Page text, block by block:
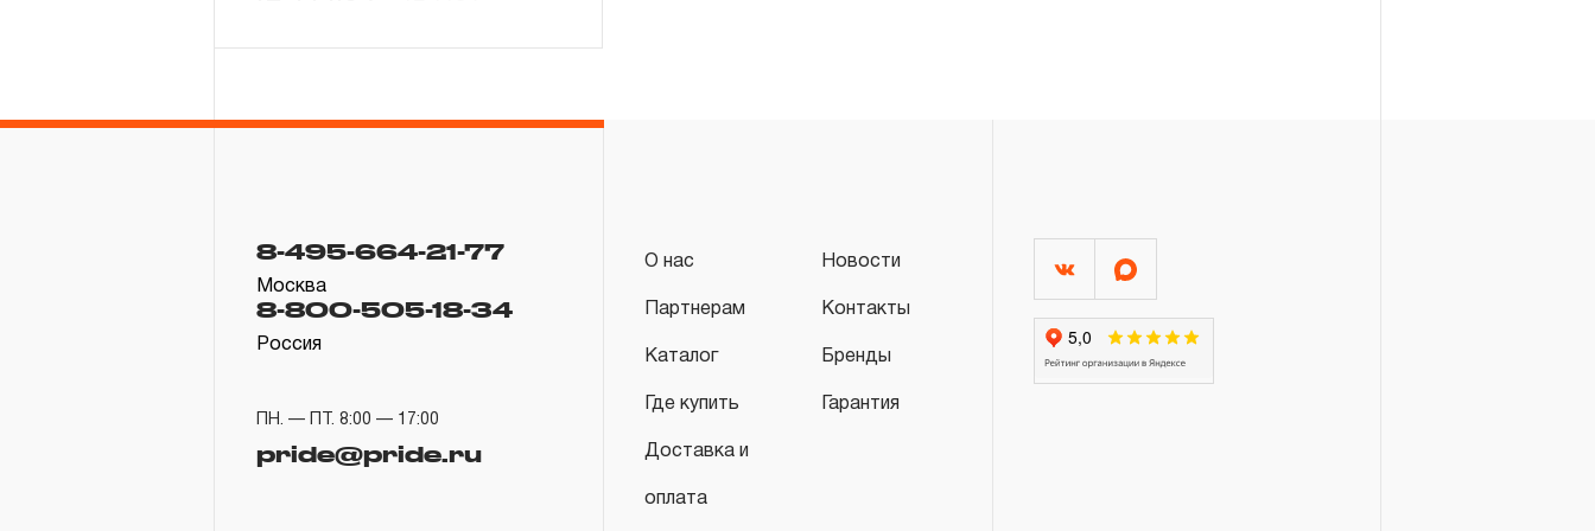
8-495-664-21-77
Москва
8-800-505-18-34
Россия
ПН. — ПТ. 8:00 — 17:00
pride@pride.ru
О нас Новости
Партнерам Контакты
Каталог Бренды
Где купить Гарантия
Доставка и
оплата